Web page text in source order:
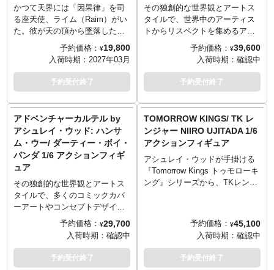
り近未来的。一方もう片方は繊
細な美少女の面を持つアーティ
ステックなアイテム。さらに少
イクが施され付属のライトで照
らせば、また違う表情を見せて
くれます。他にも金属製チェー
ンを使用したアクセサリーや磁
ンダーバースらしい世界観と細
部までの造り込みが光ります。
トからリスペクトを集めるアシ
ュレイ・ウッド率いるクリエイ
ティブ・デザインチーム「アン
バース」が手がけるレーベル
「ビューティフル・ケミストリ
ー」から、マクドナルド、
Meta、ハズブロ、DCコミック
たる企業とのコラボレーション
を行う日本人クリエイター
「Acky Bright」氏とのコラボア
イテムが登場！サイバーパンク
感にケモノ的エッセンスをプラ
スしキュートな魅力を振りまく
「No.03 リン」。アンダーバー
かつて天界には「因果律」を司
る座天使、ライム（Raim）がい
た。彼が天の頂から墜落したと
き、その神性は剥ぎ取られ、数
千万本の漆黒の鴉の羽となって
荒野に散らばった。 白い長髪を
なびかせ、流れる雲のように切
り裂かれたマントを纏ったライ
が訪れる場所では時間に歪みが
生じ、召喚者は彼の瞳を通じて
未来を垣間見ることができる。
だが、その代償として「大切な
記憶」を捧げなければならな
い。記憶が尊いものであるほ
ど、現世におけるライムの力は
強大となる。 地上に堕ちて以
神界へ戻るためには、彼は凡人
の身で召喚者の祈りを受け入
れ、記憶を集めて「因果の欠
片」を編み上げなければならな
予約価格： ¥19,800
入荷時期： 2027年03月
予約受付終了
その独創的な世界観とアートス
タイルで、世界中のアーティス
トからリスペクトを集めるアシ
ュレイ・ウッド。その彼が率い
るクリエイティブ・デザインチ
ーム「アンダーバース」が手掛
けるレーベルが「ビューティフ
ル・ケミストリー」。そのビュ
を縦横に駆使し独自の世界観と
魅力的なキャラクターを創造す
るクリエイターEntei Ryu（エン
テイ・リュウ）氏がコラボレー
ト。今回はEntei Ryu氏のオリジ
ナルコミックスから「TON」が
事に表現されています。
予約価格： ¥39,600
入荷時期： 確認中
予約受付終了
アドベンチャーカルテル by
アシュレイ・ウッド: ハンサ
ム・ウー/ ダーティー・ボイ・
パンダ 1/6 アクションフィギ
ュア
その独創的な世界観とアートス
タイルで、多くのコミックカバ
ーアートやコンセプトデザイン
などを務め、世界中の多くのア
ーティストからリスペクト集め
るアシュレイ・ウッド。そのア
シュレイ・ウッド率いるクリエ
イティブなデザインチームが作
予約価格： ¥29,700
入荷時期： 確認中
予約受付終了
TOMORROW KINGS/ TK レ
ンジャー NIIRO UJITADA 1/6
アクションフィギュア
アシュレイ・ウッドが手掛ける
『Tomorrow Kings トゥモローキ
ング』シリーズから、TKレンジ
全身25箇所の可動を有した、ア
シュレイ・ウッド直々のデザイ
ン素体「UVボディ」を使用。チ
ンガードとネックアーマー、チ
予約価格： ¥45,100
入荷時期： 確認中
予約受付終了